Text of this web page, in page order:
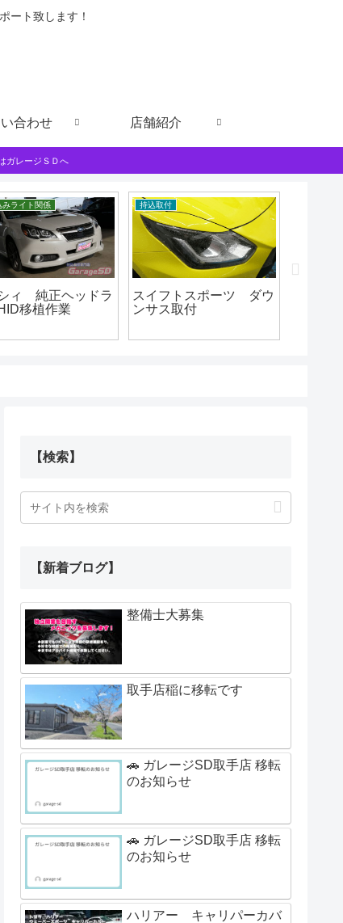
ート致します！
合わせ 店舗紹介
ガレージＳＤへ
みライト関係
ィ 純正ヘッドラ
移植作業
持込取付
スイフトスポーツ ダウ
ンサス取付
【検索】
【新着ブログ】
整備士大募集
取手店稲に移転です
🚗 ガレージSD取手店 移転
のお知らせ
🚗 ガレージSD取手店 移転
のお知らせ
ハリアー キャリパーカバ